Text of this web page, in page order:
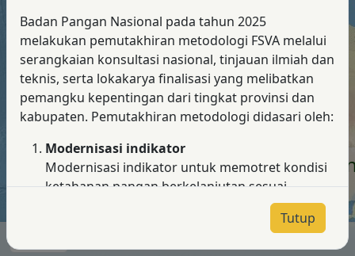
Peta Ketahanan dan
Diterbitkan oleh Badan Pangan Nasional
Badan Pangan Nasional pada tahun 2025
melakukan pemutakhiran metodologi FSVA melalui
serangkaian konsultasi nasional, tinjauan ilmiah dan
teknis, serta lokakarya finalisasi yang melibatkan
pemangku kepentingan dari tingkat provinsi dan
kabupaten. Pemutakhiran metodologi didasari oleh:
Modernisasi indikator
Modernisasi indikator untuk memotret kondisi
ketahanan pangan berkelanjutan sesuai
perkembangan global dan mencerminkan
Tutup